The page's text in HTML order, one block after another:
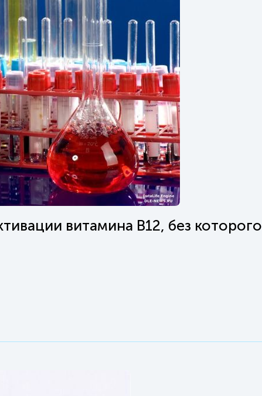
витамина В12, без которого